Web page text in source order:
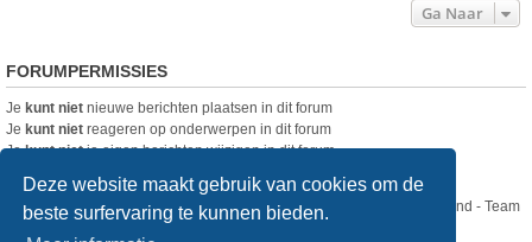
Deze website maakt gebruik van cookies om de
beste surfervaring te kunnen bieden.
Ga Naar
FORUMPERMISSIES
Je kunt niet nieuwe berichten plaatsen in dit forum
Je kunt niet reageren op onderwerpen in dit forum
Jekunt nietje eigen berichten wijzigen in dit forum
Nikon Club Nederland - Team